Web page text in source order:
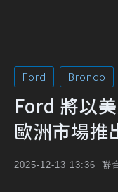
Ford Bronco
Ford 將以
歐洲市場推
2025-12-13 13:36 聯